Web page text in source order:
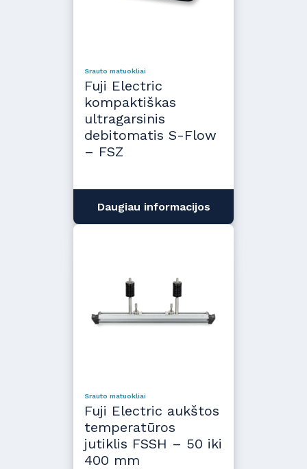
Srauto matuokliai
Fuji Electric
kompaktiškas
ultragarsinis
debitomatis S-Flow
– FSZ
Daugiau informacijos
Srauto matuokliai
Fuji Electric aukštos
temperatūros
jutiklis FSSH – 50 iki
400 mm